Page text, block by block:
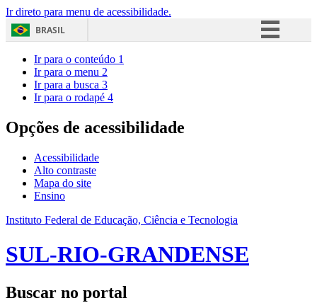
Ir direto para menu de acessibilidade.
BRASIL
Acesso à informação
Ir para o conteúdo 1
Ir para o menu 2
Ir para a busca 3
Ir para o rodapé 4
Opções de acessibilidade
Acessibilidade
Alto contraste
Mapa do site
Ensino
Instituto Federal de Educação, Ciência e Tecnologia
SUL-RIO-GRANDENSE
Buscar no portal